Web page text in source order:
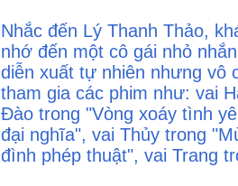
Nhắc đến Lý Thanh Thảo,
nhớ đến một cô gái nhỏ
diễn xuất tự nhiên nhưng vô
tham gia các phim như: vai
Đào trong "Vòng xoáy tình
đại nghĩa", vai Thủy trong
đình phép thuật", vai Trang